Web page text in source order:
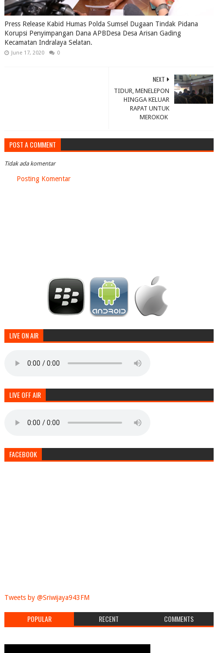
Press Release Kabid Humas Polda Sumsel Dugaan Tindak Pidana
Korupsi Penyimpangan Dana APBDesa Desa Arisan Gading
Kecamatan Indralaya Selatan.
June 17, 2020 0
NEXT
TIDUR, MENELEPON
HINGGA KELUAR
RAPAT UNTUK
MEROKOK
POST A COMMENT
Tidak ada komentar
Posting Komentar
LIVE ON AIR
LIVE OFF AIR
FACEBOOK
Tweets by @Sriwijaya943FM
POPULAR RECENT COMMENTS